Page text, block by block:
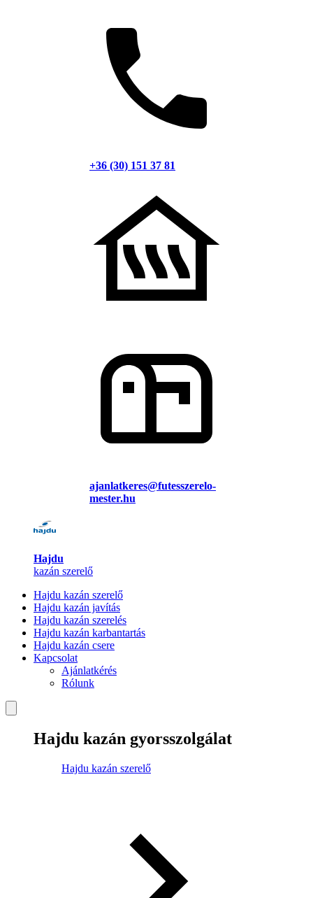
+36 (30) 151 37 81
ajanlatkeres@futesszerelo-
mester.hu
Hajdu
kazán szerelő
Hajdu kazán szerelő
Hajdu kazán javítás
Hajdu kazán szerelés
Hajdu kazán karbantartás
Hajdu kazán csere
Kapcsolat
Ajánlatkérés
Rólunk
Hajdu kazán gyorsszolgálat
Hajdu kazán szerelő